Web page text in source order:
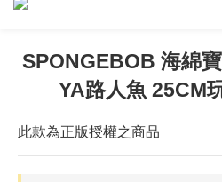
全館滿$3000享『
SPONGEBOB 海綿
YA路人魚 25CM
此款為正版授權之商品